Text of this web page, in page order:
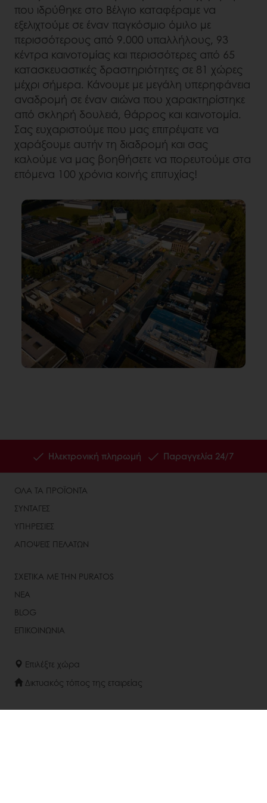
που ιδρύθηκε στο Βέλγιο καταφέραμε να
εξελιχτούμε σε έναν παγκόσμιο όμιλο με
περισσότερους από 9.000 υπαλλήλους, 93
κέντρα καινοτομίας και περισσότερες από 65
κατασκευαστικές δραστηριότητες σε 81 χώρες
μέχρι σήμερα. Κάνουμε με μεγάλη υπερηφάνεια
αναδρομή σε έναν αιώνα που χαρακτηρίστηκε
από σκληρή δουλειά, θάρρος και καινοτομία.
Σας ευχαριστούμε που μας επιτρέψατε να
χαράξουμε αυτήν τη διαδρομή και σας
καλούμε να μας βοηθήσετε να πορευτούμε στα
επόμενα 100 χρόνια κοινής επιτυχίας!
Ηλεκτρονική πληρωμή Παραγγελία 24/7
ΟΛΑ ΤΑ ΠΡΟΪΟΝΤΑ
ΣΥΝΤΑΓΕΣ
ΥΠΗΡΕΣΙΕΣ
ΑΠΟΨΕΙΣ ΠΕΛΑΤΩΝ
ΣΧΕΤΙΚΑ ΜΕ ΤΗΝ PURATOS
ΝΕΑ
BLOG
ΕΠΙΚΟΙΝΩΝΙΑ
Επιλέξτε χώρα
Δικτυακός τόπος της εταιρείας